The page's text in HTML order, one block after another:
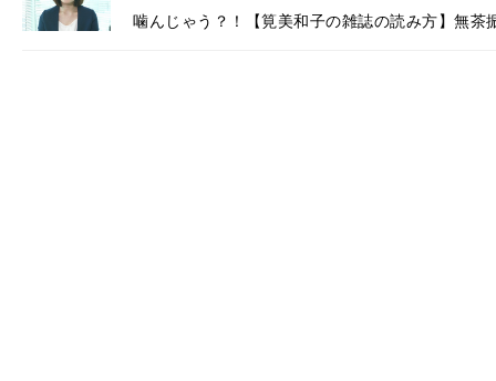
噛んじゃう？！【筧美和子の雑誌の読み方】無